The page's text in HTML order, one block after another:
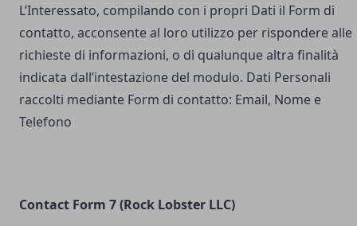
L’Interessato, compilando con i propri Dati il Form di
contatto, acconsente al loro utilizzo per rispondere alle
richieste di informazioni, o di qualunque altra finalità
indicata dall’intestazione del modulo. Dati Personali
raccolti mediante Form di contatto: Email, Nome e
Telefono
Contact Form 7 (Rock Lobster LLC)